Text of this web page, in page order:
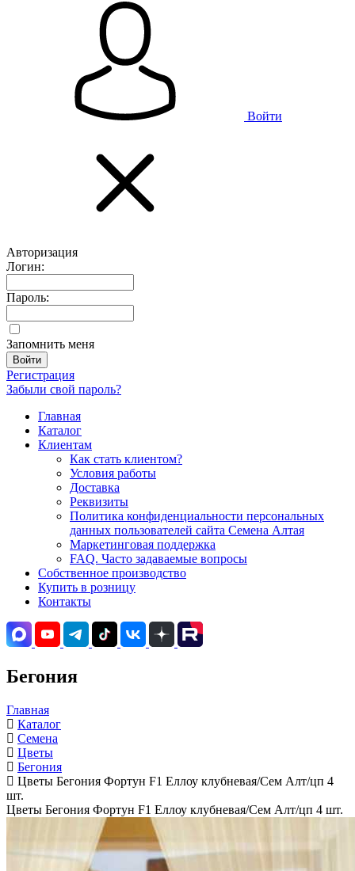
Войти
Авторизация
Логин:
Пароль:
Запомнить меня
Регистрация
Забыли свой пароль?
Главная
Каталог
Клиентам
Как стать клиентом?
Условия работы
Доставка
Реквизиты
Политика конфиденциальности персональных
данных пользователей сайта Семена Алтая
Маркетинговая поддержка
FAQ. Часто задаваемые вопросы
Собственное производство
Купить в розницу
Контакты
Бегония
Главная
Каталог
Семена
Цветы
Бегония
Цветы Бегония Фортун F1 Еллоу клубневая/Сем Алт/цп 4
шт.
Цветы Бегония Фортун F1 Еллоу клубневая/Сем Алт/цп 4 шт.